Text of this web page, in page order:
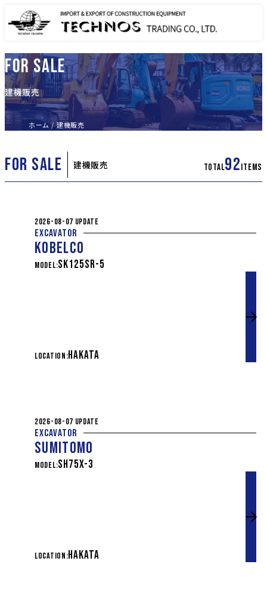
FOR SALE
建機販売
ホーム 建機販売
FOR SALE 建機販売 TOTAL92ITEMS
2026-08-07 UPDATE
EXCAVATOR
KOBELCO
MODEL:SK125SR-5
LOCATION:HAKATA
2026-08-07 UPDATE
EXCAVATOR
SUMITOMO
MODEL:SH75X-3
LOCATION:HAKATA